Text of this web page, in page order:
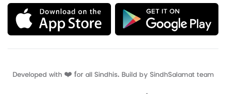
Developed with ❤️ for all Sindhis. Build by